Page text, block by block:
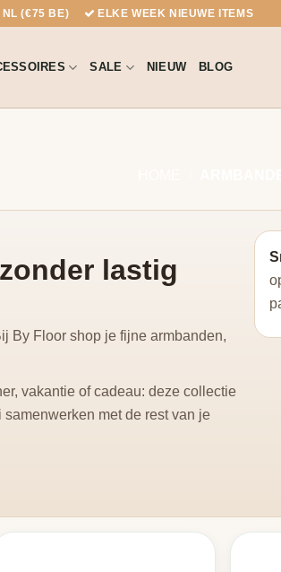
NL (€75 BE) ELKE WEEK NIEUWE ITEMS
SALE NIEUW BLOG
lastig
By Floor shop je fijne armbanden,
vakantie of cadeau: deze collectie
met de rest van je